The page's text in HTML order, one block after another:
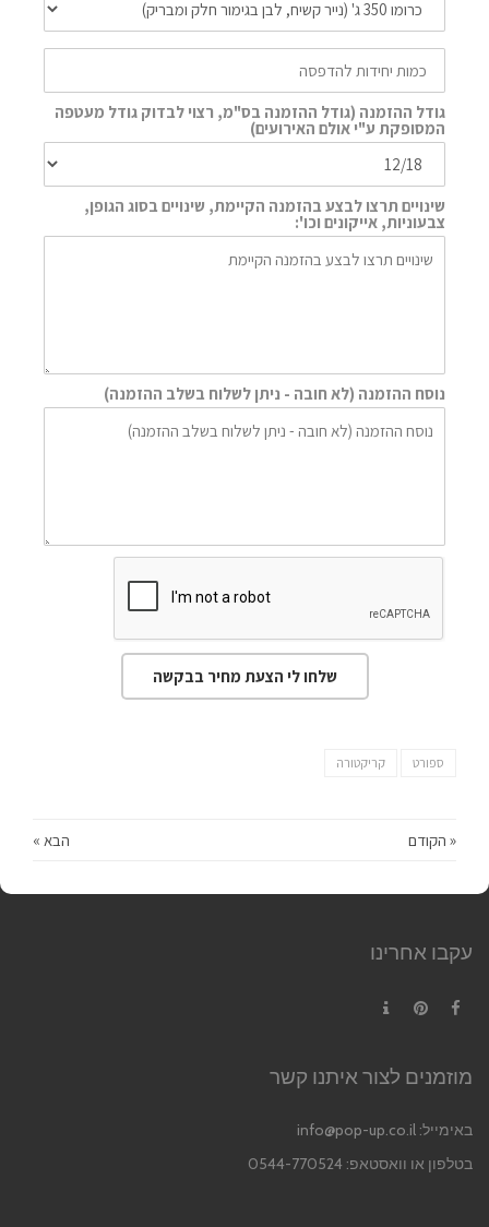
גודל ההזמנה (גודל ההזמנה בס"מ, רצוי לבדוק גודל מעטפה
המסופקת ע"י אולם האירועים)
שינויים תרצו לבצע בהזמנה הקיימת, שינויים בסוג הגופן,
צבעוניות, אייקונים וכו':
נוסח ההזמנה (לא חובה - ניתן לשלוח בשלב ההזמנה)
שלחו לי הצעת מחיר בבקשה
ספורט קריקטורה
« הקודם הבא »
עקבו אחרינו
מוזמנים לצור איתנו קשר
באימייל: info@pop-up.co.il
בטלפון או וואסטאפ: 0544-770524